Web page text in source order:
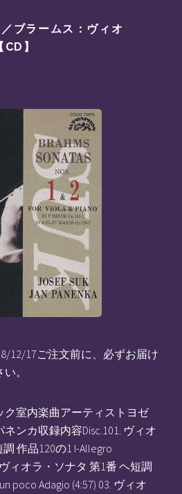
ブラームス：ヴィオ
】
12/17ご注文前に、必ずお届け
。
ク室内楽曲アーティストヨゼ
ンカ収録内容Disc.101. ヴィオ
作品120の1 I-Allegro
ヴィオラ・ソナタ 第1番 ヘ短調
poco Adagio (4:57) 03. ヴィオ